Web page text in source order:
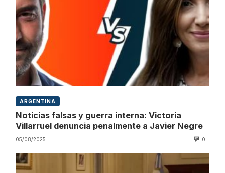
ARGENTINA
Noticias falsas y guerra interna: Victoria
Villarruel denuncia penalmente a Javier Negre
05/08/2025 0